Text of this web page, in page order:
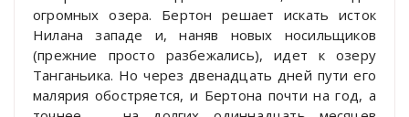
огромных озера. Бертон решает искать исток
Нилана западе и, наняв новых носильщиков
(прежние просто разбежались), идет к озеру
Танганьика. Но через двенадцать дней пути его
малярия обостряется, и Бертона почти на год, а